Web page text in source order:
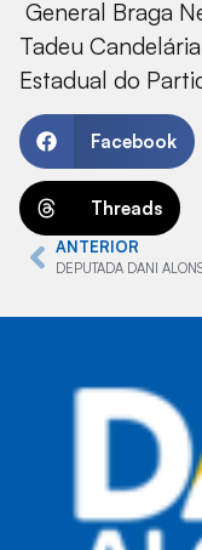
General Braga
Tadeu
Estadual do
Facebook
Threads
ANTERIOR